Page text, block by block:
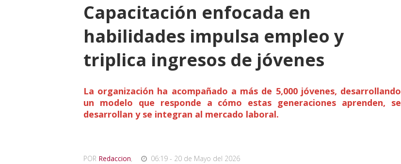
Capacitación enfocada en
habilidades impulsa empleo y
triplica ingresos de jóvenes
La organización ha acompañado a más de 5,000 jóvenes, desarrollando
un modelo que responde a cómo estas generaciones aprenden, se
desarrollan y se integran al mercado laboral.
POR Redaccion, 06:19 - 20 de Mayo del 2026